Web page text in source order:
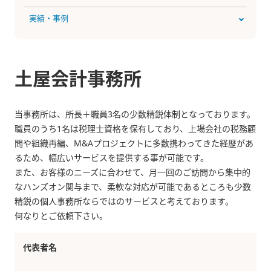
実績・事例
土屋会計事務所
当事務所は、所長＋職員3名の少数精鋭体制となっております。
職員のうち1名は税理士資格を保有しており、上場会社の税務顧
問や組織再編、M&Aプロジェクトに多数携わってきた経歴があ
るため、幅広いサービスを提供する事が可能です。
また、お客様のニーズに合わせて、月一回のご訪問から集中的
なハンズオン関与まで、柔軟な対応が可能であるところも少数
精鋭の個人事務所ならではのサービスと考えております。
何なりとご依頼下さい。
代表者名